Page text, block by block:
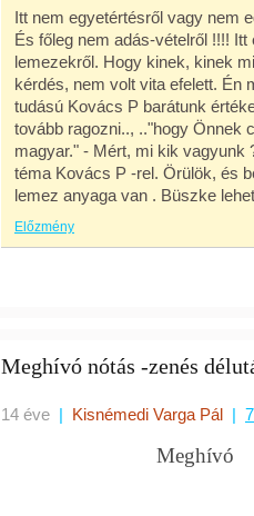
Itt nem egyetértésről vagy nem
És főleg nem adás-vételről !!!!
lemezekről. Hogy kinek, kinek
kérdés, nem volt vita efelett. Én
tudású Kovács P barátunk
tovább ragozni.., .."hogy Önnek
magyar." - Mért, mi kik vagyunk
téma Kovács P -rel. Örülök, és
lemez anyaga van . Büszke
Előzmény
Meghívó nótás -zenés
14 éve | Kisnémedi Varga Pál |
Meghívó